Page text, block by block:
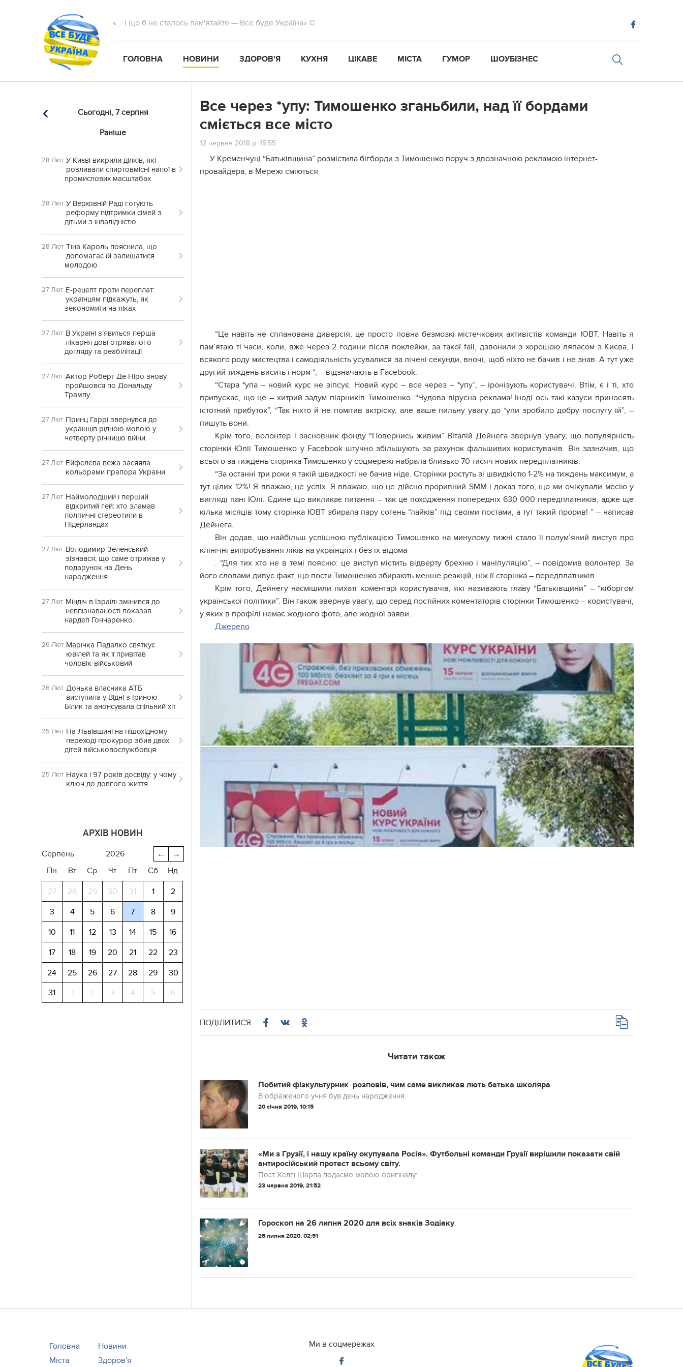
«... і що б не сталось пам'ятайте — Все буде Україна» ©
ГОЛОВНА НОВИНИ ЗДОРОВ'Я КУХНЯ ЦІКАВЕ МІСТА ГУМОР ШОУБІЗНЕС
Сьогодні, 7 серпня
Раніше
28 Лют У Києві викрили ділків, які
розливали спиртовмісні напої в
промислових масштабах
28 Лют У Верховній Раді готують
реформу підтримки сімей з
дітьми з інвалідністю
28 Лют Тіна Кароль пояснила, що
допомагає їй залишатися
молодою
27 Лют Е-рецепт проти переплат:
українцям підкажуть, як
зекономити на ліках
27 Лют В Україні з’явиться перша
лікарня довготривалого
догляду та реабілітації
27 Лют Актор Роберт Де Ніро знову
пройшовся по Дональду
Трампу
27 Лют Принц Гаррі звернувся до
українців рідною мовою у
четверту річницю війни.
27 Лют Ейфелева вежа засяяла
кольорами прапора України
27 Лют Наймолодший і перший
відкритий гей: хто зламав
політичні стереотипи в
Нідерландах
27 Лют Володимир Зеленський
зізнався, що саме отримав у
подарунок на День
народження
27 Лют Міндіч в Ізраїлі змінився до
невпізнаваності показав
нардеп Гончаренко.
26 Лют Марічка Падалко святкує
ювілей та як її привітав
чоловік-військовий
26 Лют Донька власника АТБ
виступила у Відні з Іриною
Білик та анонсувала спільний хіт
25 Лют На Львівщині на пішохідному
переході прокурор збив двох
дітей військовослужбовця
25 Лют Наука і 97 років досвіду: у чому
ключ до довгого життя
АРХІВ НОВИН
→
←
серпень
2026
Пн
Вт Ср Чт Пт Сб Нд
27 28 29 30 31 1
2
3
4 5 6 7 8
9
10
11 12 13 14 15
16
17
18 19 20 21 22
23
24
25 26 27 28 29
30
31
1 2 3 4 5 6
Все через *упу: Тимошенко зганьбили, над її бордами
сміється все місто
12 червня 2018 р. 15:55
У Кременчуці “Батьківщина” розмістила бігборди з Тимошенко поруч з двозначною рекламою інтернет-
провайдера, в Мережі сміються
“Це навіть не спланована диверсія, це просто повна безмозкі містечкових активістів команди ЮВТ. Навіть я
пам’ятаю ті часи, коли, вже через 2 години після поклейки, за такої fail, дзвонили з хорошою ляпасом з Києва, і
всякого роду мистецтва і самодіяльність усувалися за лічені секунди, вночі, щоб ніхто не бачив і не знав. А тут уже
другий тиждень висить і норм “, – відзначають в Facebook.
“Стара *упа – новий курс не зіпсує. Новий курс – все через – *упу”, – іронізують користувачі. Втім, є і ті, хто
припускає, що це – хитрий задум піарників Тимошенко. “Чудова вірусна реклама! Іноді ось такі казуси приносять
істотний прибуток”, “Так ніхто й не помітив актріску, але ваше пильну увагу до *упи зробило добру послугу їй”, –
пишуть вони.
Крім того, волонтер і засновник фонду “Повернись живим” Віталій Дейнега звернув увагу, що популярність
сторінки Юлії Тимошенко у Facebook штучно збільшують за рахунок фальшивих користувачів. Він зазначив, що
всього за тиждень сторінка Тимошенко у соцмережі набрала близько 70 тисяч нових передплатників.
“За останні три роки я такій швидкості не бачив ніде. Сторінки ростуть зі швидкістю 1-2% на тиждень максимум, а
тут цілих 12%! Я вважаю, це успіх. Я вважаю, що це дійсно проривний SMM і доказ того, що ми очікували месію у
вигляді пані Юлі. Єдине що викликає питання – так це походження попередніх 630 000 передплатників, адже ще
кілька місяців тому сторінка ЮВТ збирала пару сотень “лайків” під своїми постами, а тут такий прорив! ” – написав
Дейнега.
Він додав, що найбільш успішною публікацією Тимошенко на минулому тижні стало її полум’яний виступ про
клінічні випробування ліків на українцях і без їх відома
. “Для тих хто не в темі поясню: це виступ містить відверту брехню і маніпуляцію”, – повідомив волонтер. За
його словами дивує факт, що пости Тимошенко збирають менше реакцій, ніж її сторінка – передплатників.
Крім того, Дейнегу насмішили пихаті коментарі користувачів, які називають главу “Батьківщини” – “кіборгом
української політики”. Він також звернув увагу, що серед постійних коментаторів сторінки Тимошенко – користувачі,
у яких в профілі немає жодного фото, але жодної заяви.
Джерело
ПОДІЛИТИСЯ
Читати також
Побитий фізкультурник розповів, чим саме викликав лють батька школяра
В ображеного учня був день народження.
20 січня 2019, 10:15
«Ми з Грузії, і нашу країну окупувала Росія». Футбольні команди Грузії вирішили показати свій
антиросійський протест всьому світу.
Пост Хелгі Шарпа подаємо мовою оригіналу:
23 червня 2019, 21:52
Гороскоп на 26 липня 2020 для всіх знаків Зодіаку
26 липня 2020, 02:51
Головна
Новини
Міста
Здоров'я
Ми в соцмережах